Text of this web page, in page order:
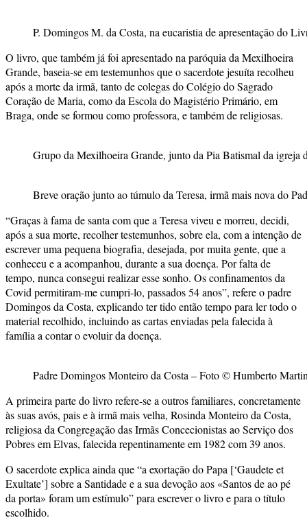
P. Domingos M. da Costa, na eucaristia de apresentação do
O livro, que também já foi apresentado na paróquia da Mexilhoeira
Grande, baseia-se em testemunhos que o sacerdote jesuíta recolheu
após a morte da irmã, tanto de colegas do Colégio do Sagrado
Coração de Maria, como da Escola do Magistério Primário, em
Braga, onde se formou como professora, e também de religiosas.
Grupo da Mexilhoeira Grande, junto da Pia Batismal da
Breve oração junto ao túmulo da Teresa, irmã mais nova do
“Graças à fama de santa com que a Teresa viveu e morreu, decidi,
após a sua morte, recolher testemunhos, sobre ela, com a intenção de
escrever uma pequena biografia, desejada, por muita gente, que a
conheceu e a acompanhou, durante a sua doença. Por falta de
tempo, nunca consegui realizar esse sonho. Os confinamentos da
Covid permitiram-me cumpri-lo, passados 54 anos”, refere o padre
Domingos da Costa, explicando ter tido então tempo para ler todo o
material recolhido, incluindo as cartas enviadas pela falecida à
família a contar o evoluir da doença.
Padre Domingos Monteiro da Costa – Foto © Humberto
A primeira parte do livro refere-se a outros familiares, concretamente
às suas avós, pais e à irmã mais velha, Rosinda Monteiro da Costa,
religiosa da Congregação das Irmãs Concecionistas ao Serviço dos
Pobres em Elvas, falecida repentinamente em 1982 com 39 anos.
O sacerdote explica ainda que “a exortação do Papa [‘Gaudete et
Exultate’] sobre a Santidade e a sua devoção aos «Santos de ao pé
da porta» foram um estímulo” para escrever o livro e para o título
escolhido.